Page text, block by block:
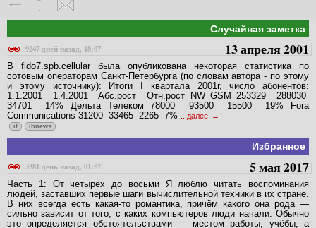
Случайная заметка
9247 дней назад, 18:07
13 апреля 2001
В fido7.spb.cellular была опубликована некоторая статистика по
сотовым операторам Санкт-Петербурга (по словам автора - по этому
и этому источнику): Итоги I квартала 2001г, число абонентов:
1.1.2001 1.4.2001 Абс.рост Отн.рост NW GSM 253329 288030
34701 14% Дельта Телеком 78000 93500 15500 19% Fora
Communications 31200 33465 2265 7%
...далее
it ibnews
Избранное
3381 день назад, 01:57
5 мая 2017
Часть 1: От четырёх до восьми Я люблю читать воспоминания
людей, заставших первые шаги вычислительной техники в их стране.
В них всегда есть какая-то романтика, причём какого она рода —
сильно зависит от того, с каких компьютеров люди начали. Обычно
это определяется обстоятельствами — местом работы, учёбы, а